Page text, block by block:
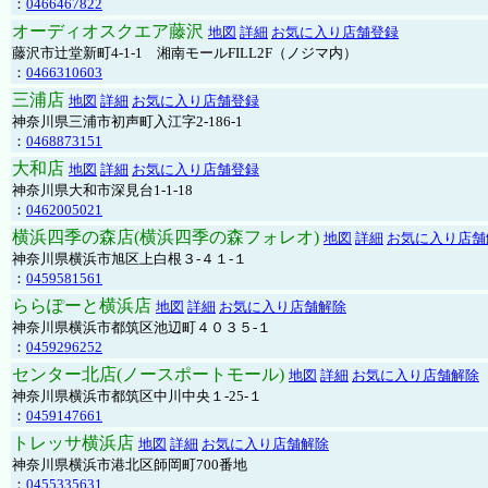
： 0466467822
オーディオスクエア藤沢 地図 詳細 お気に入り店舗登録
藤沢市辻堂新町4-1-1 湘南モールFILL2F（ノジマ内）
： 0466310603
三浦店 地図 詳細 お気に入り店舗登録
神奈川県三浦市初声町入江字2-186-1
： 0468873151
大和店 地図 詳細 お気に入り店舗登録
神奈川県大和市深見台1-1-18
： 0462005021
横浜四季の森店(横浜四季の森フォレオ) 地図 詳細 お気に入り店
神奈川県横浜市旭区上白根３-４１-１
： 0459581561
ららぽーと横浜店 地図 詳細 お気に入り店舗解除
神奈川県横浜市都筑区池辺町４０３５-１
： 0459296252
センター北店(ノースポートモール) 地図 詳細 お気に入り店舗解除
神奈川県横浜市都筑区中川中央１-25-１
： 0459147661
トレッサ横浜店 地図 詳細 お気に入り店舗解除
神奈川県横浜市港北区師岡町700番地
： 0455335631